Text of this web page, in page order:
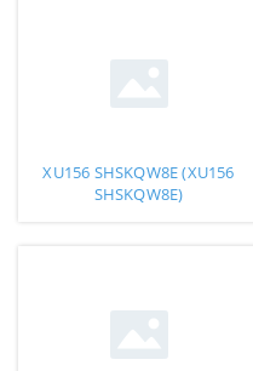
XU156 SHSKQW8E (XU156
SHSKQW8E)